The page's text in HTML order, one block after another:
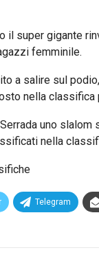
il super gigante
femminile.
a salire sul
nella classifica
uno
nella
Telegram